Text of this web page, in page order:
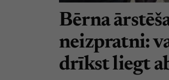
Bērna
neizpratni:
drīkst liegt